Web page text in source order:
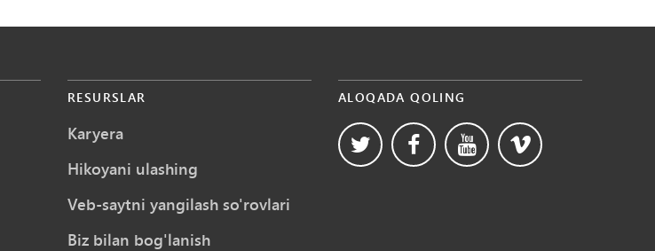
RESURSLAR
Karyera
Hikoyani ulashing
Veb-saytni yangilash so'rovlari
Biz bilan bog'lanish
ALOQADA QOLING